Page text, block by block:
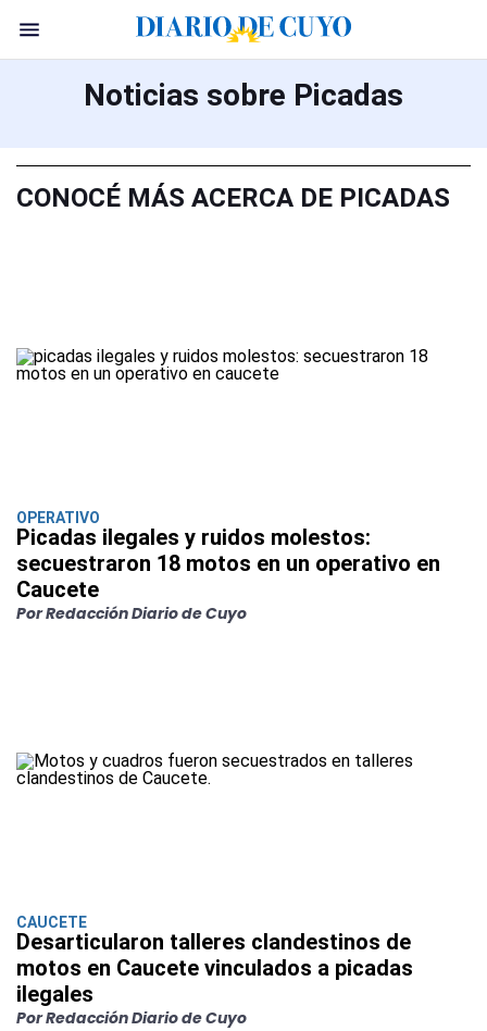
Noticias sobre Picadas
CONOCÉ MÁS ACERCA DE PICADAS
OPERATIVO
Picadas ilegales y ruidos molestos:
secuestraron 18 motos en un operativo en
Caucete
Por Redacción Diario de Cuyo
CAUCETE
Desarticularon talleres clandestinos de
motos en Caucete vinculados a picadas
ilegales
Por Redacción Diario de Cuyo